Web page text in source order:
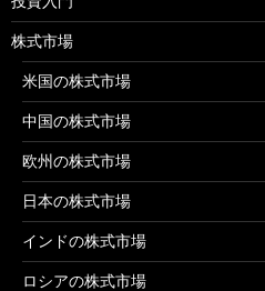
株式市場
米国の株式市場
中国の株式市場
欧州の株式市場
日本の株式市場
インドの株式市場
ロシアの株式市場